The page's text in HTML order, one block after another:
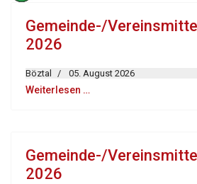
Gemeinde-/
2026
Böztal 05. August 2026
Weiterlesen …
Gemeinde-/
2026